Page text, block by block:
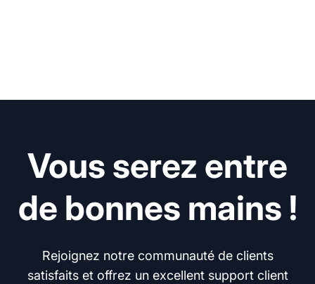
Vous serez entre
de bonnes mains !
Rejoignez notre communauté de clients
satisfaits et offrez un excellent support client